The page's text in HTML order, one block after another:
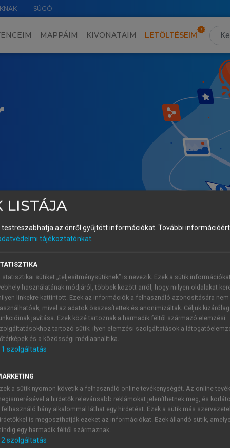
SÚGÓ
MAPPÁIM KIVONATAIM LETÖLTÉSEIM
összefüggést alkotnak. A fogak elvesztésekor az
állcsont esetében 3 cm-t jelent minimálisan. Az
összeér (boszorkány ábrázolások). A csontok
csontállomány a szerves anyagok elvesztésével
feletti csontrész szinte teljesen eltűnhet, így a
a szabadon fekvő ideget és a fogsor viselése
fractura is lehet. Ezekben az esetekben mind a
LISTÁJA
testreszabhatja az önről gyűjtött információkat. További
tájékoztatónkat.
statisztikai sütiket „teljesítménysütiknek” is nevezik. Ezek a sütik
használatának módjáról, többek között arról, hogy milyen oldalakat
linkekre kattintott. Ezek az információk a felhasználó azonosítására nem
mivel az adatok összesítettek és anonimizáltak. Céljuk kizárólag
javítása. Ezek közé tartoznak a harmadik féltől származó elemzési
tartozó sütik; ilyen elemzési szolgáltatások a
és a közösségi médiaanalitika.
1 szolgáltatás
a sütik nyomon követik a felhasználó online tevékenységét. Az online
a hirdetők relevánsabb reklámokat jeleníthetnek meg, és
felhasználó hány alkalommal láthat egy hirdetést. Ezek a sütik más
is megoszthatják ezeket az információkat. Ezek állandó sütik,
egy harmadik féltől származnak.
2szolgáltatás